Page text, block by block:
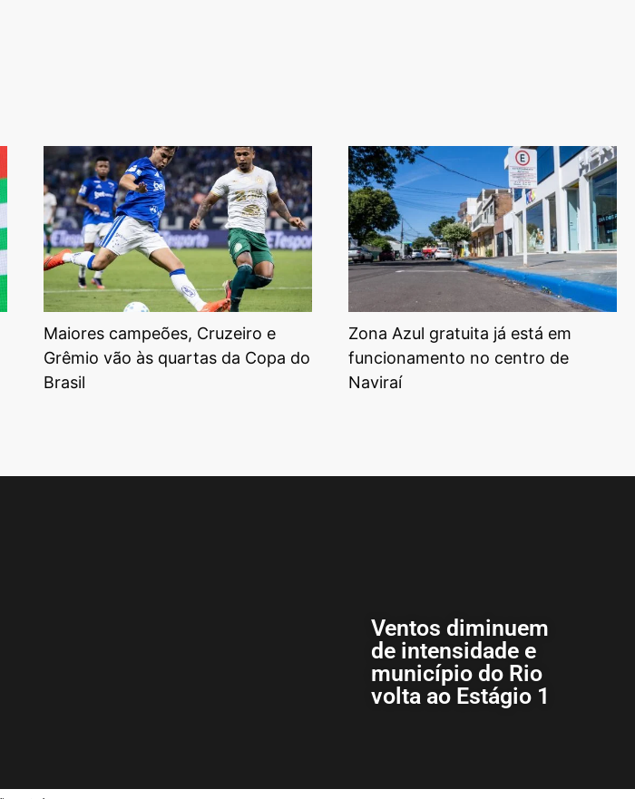
Maiores campeões, Cruzeiro e
Grêmio vão às quartas da Copa do
Brasil
Zona Azul gratuita já está em
funcionamento no centro de
Naviraí
Ventos diminuem
de intensidade e
município do Rio
volta ao Estágio 1